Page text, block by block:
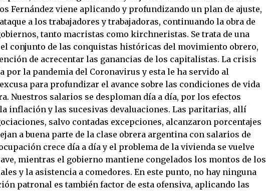
Fernández viene aplicando y profundizando un plan de ajuste,
a los trabajadores y trabajadoras, continuando la obra de
tanto macristas como kirchneristas. Se trata de una
el conjunto de las conquistas históricas del movimiento obrero,
de acrecentar las ganancias de los capitalistas. La crisis
por la pandemia del Coronavirus y esta le ha servido al
para profundizar el avance sobre las condiciones de vida
Nuestros salarios se desploman día a día, por los efectos
inflación y las sucesivas devaluaciones. Las paritarias, allí
salvo contadas excepciones, alcanzaron porcentajes
a buena parte de la clase obrera argentina con salarios de
crece día a día y el problema de la vivienda se vuelve
mientras el gobierno mantiene congelados los montos de los
y la asistencia a comedores. En este punto, no hay ninguna
patronal es también factor de esta ofensiva, aplicando las